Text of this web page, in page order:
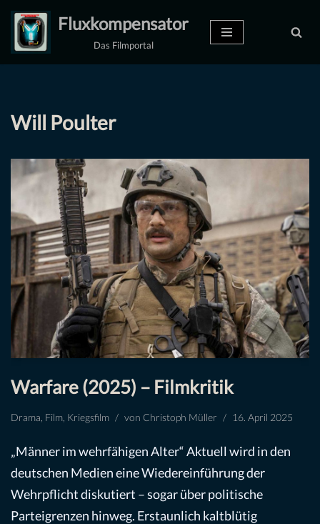
Zum
Inhalt
Fluxkompensator
Das Filmportal
Will Poulter
Warfare (2025) – Filmkritik
Drama Film Kriegsfilm von Christoph Müller 16. April 2025
„Männer im wehrfähigen Alter“ Aktuell wird in den
deutschen Medien eine Wiedereinführung der
Wehrpflicht diskutiert – sogar über politische
Parteigrenzen hinweg. Erstaunlich kaltblütig